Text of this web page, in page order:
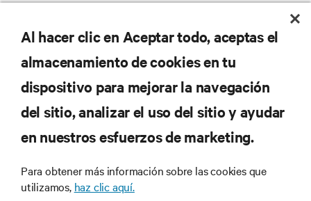
No se pierda nunca una
oferta
Regístrese en nuestra lista de correos
para recibir las últimas novedades de
industria de Vertiv.
Al hacer clic en Aceptar todo, aceptas el
almacenamiento de cookies en tu
dispositivo para mejorar la navegación
del sitio, analizar el uso del sitio y ayudar
en nuestros esfuerzos de marketing.
Para obtener más información sobre las cookies que
utilizamos, haz clic aquí.